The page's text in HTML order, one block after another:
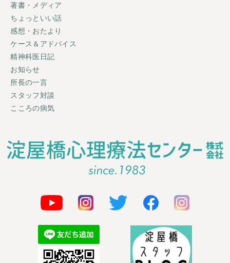
著書・メディア
ちょっといい話
感想・おたより
ケース＆アドバイス
精神科医日記
お知らせ
所長の一言
スタッフ対談
こころの病気